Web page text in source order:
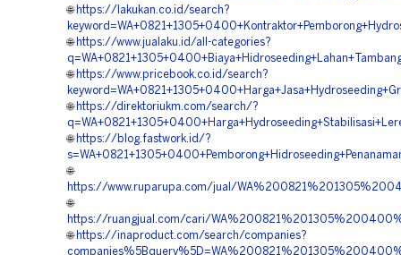
🌐 https://lakukan.co.id/search?
🌐 https://www.jualaku.id/all-categories?
🌐 https://www.pricebook.co.id/search?
🌐 https://direktoriukm.com/search/?
🌐 https://blog.fastwork.id/?
🌐
https://www.ruparupa.com/jual/
🌐
https://ruangjual.com/cari/
🌐 https://inaproduct.com/search/companies?